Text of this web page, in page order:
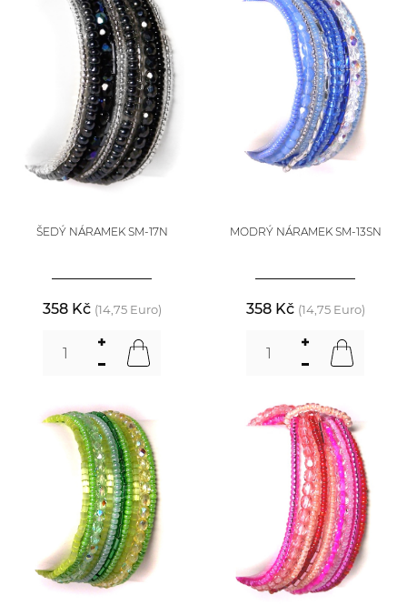
ŠEDÝ NÁRAMEK SM-17N
358 Kč (14,75 Euro)
MODRÝ NÁRAMEK SM-13SN
358 Kč (14,75 Euro)